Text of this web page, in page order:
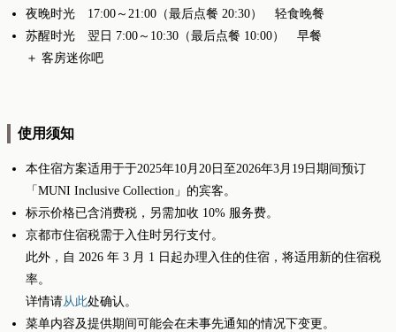
夜晚时光 17:00～21:00（最后点餐 20:30） 轻食晚餐
苏醒时光 翌日 7:00～10:30（最后点餐 10:00） 早餐
＋ 客房迷你吧
使用须知
本住宿方案适用于于2025年10月20日至2026年3月19日期间预订
「MUNI Inclusive Collection」的宾客。
标示价格已含消费税，另需加收 10% 服务费。
京都市住宿税需于入住时另行支付。
此外，自 2026 年 3 月 1 日起办理入住的住宿，将适用新的住宿税
率。
详情请从此处确认。
菜单内容及提供期间可能会在未事先通知的情况下变更。